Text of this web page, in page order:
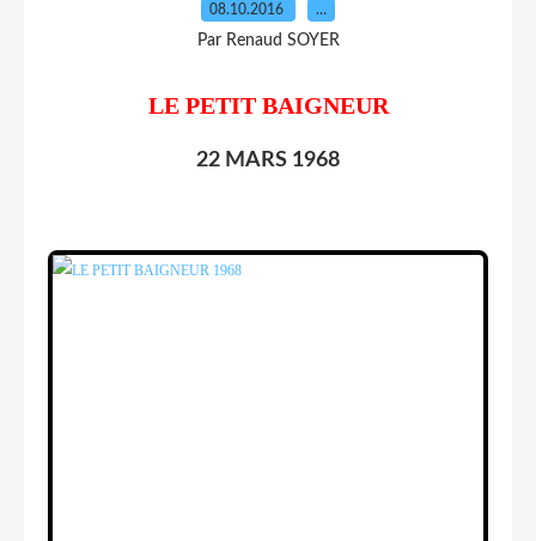
08.10.2016 …
Par Renaud SOYER
LE PETIT BAIGNEUR
22 MARS 1968